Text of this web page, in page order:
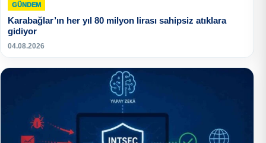
GÜNDEM
Karabağlar’ın her yıl 80 milyon lirası sahipsiz atıklara
gidiyor
04.08.2026